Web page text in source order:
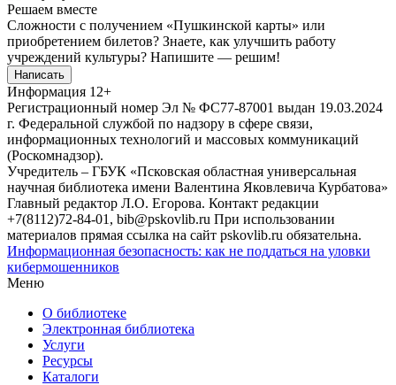
Решаем вместе
Сложности с получением «Пушкинской карты» или
приобретением билетов? Знаете, как улучшить работу
учреждений культуры? Напишите — решим!
Написать
Информация 12+
Регистрационный номер Эл № ФС77-87001 выдан 19.03.2024
г. Федеральной службой по надзору в сфере связи,
информационных технологий и массовых коммуникаций
(Роскомнадзор).
Учредитель – ГБУК «Псковская областная универсальная
научная библиотека имени Валентина Яковлевича Курбатова»
Главный редактор Л.О. Егорова. Контакт редакции
+7(8112)72-84-01, bib@pskovlib.ru При использовании
материалов прямая ссылка на сайт pskovlib.ru обязательна.
Информационная безопасность: как не поддаться на уловки
кибермошенников
Меню
О библиотеке
Электронная библиотека
Услуги
Ресурсы
Каталоги